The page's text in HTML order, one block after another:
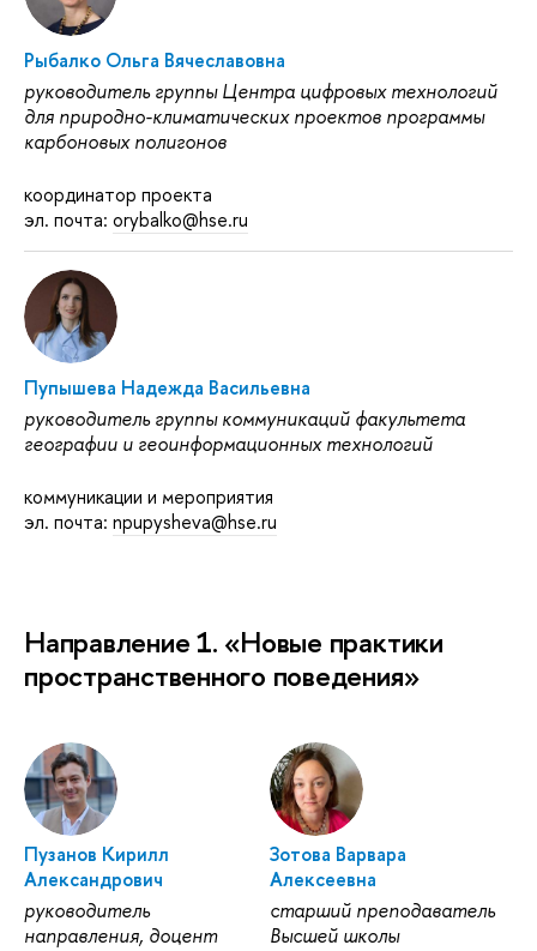
Рыбалко Ольга Вячеславовна
руководитель группы Центра цифровых технологий
для природно-климатических проектов программы
карбоновых полигонов
координатор проекта
эл. почта: orybalko@hse.ru
Пупышева Надежда Васильевна
руководитель группы коммуникаций факультета
географии и геоинформационных технологий
коммуникации и мероприятия
эл. почта: npupysheva@hse.ru
Направление 1. «Новые практики
пространственного поведения»
Пузанов Кирилл
Александрович
руководитель
направления, доцент
Зотова Варвара
Алексеевна
старший преподаватель
Высшей школы